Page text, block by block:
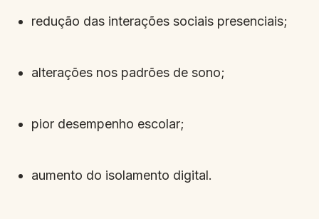
redução das interações sociais presenciais;
alterações nos padrões de sono;
pior desempenho escolar;
aumento do isolamento digital.